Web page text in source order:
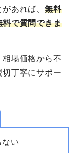
があれば、無料
で質問できま
場価格から不
丁寧にサポー
い